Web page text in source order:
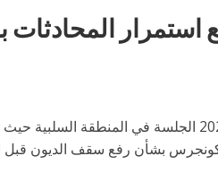
المحادثات
افتتحت الأسهم الأمريكية 23-05-2023 الجلسة في المنطقة السلبية
بشأن رفع سقف الديون قبل